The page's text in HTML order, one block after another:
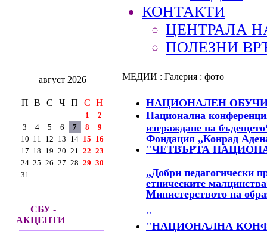
КОНТАКТИ
ЦЕНТРАЛА
ПОЛЕЗНИ
август 2026
П В С Ч П С Н
1
2
3
4 5 6 7 8
9
10 11 12 13 14 15 16
17 18 19 20 21 22 23
24 25 26 27 28 29 30
31
СБУ -
АКЦЕНТИ
МЕДИИ : Галерия : фото
НАЦИОНАЛЕН
Национална
изграждане на
Фондация „Конрад
"ЧЕТВЪРТА
„Добри педагогически
етническите
Министерството на
"
"НАЦИОНАЛНА